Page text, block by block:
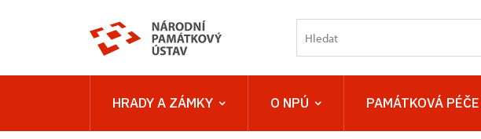
HRADY A ZÁMKY O NPÚ PAMÁTKOVÁ PÉČE